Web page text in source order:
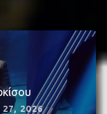
2026